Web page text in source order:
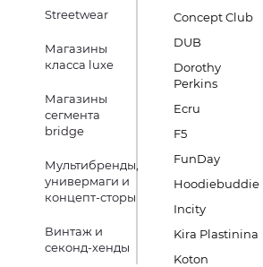
Streetwear
Магазины
класса luxe
Магазины
сегмента
bridge
Мультибренды,
универмаги и
концепт-сторы
Винтаж и
секонд-хенды
Concept Club
DUB
Dorothy
Perkins
Ecru
F5
FunDay
Hoodiebuddie
Incity
Kira Plastinina
Koton